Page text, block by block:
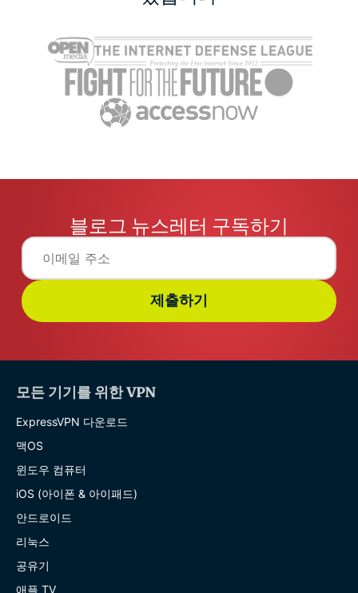
블로그 뉴스레터 구독하기
제출하기
모든 기기를 위한 VPN
ExpressVPN 다운로드
맥OS
윈도우 컴퓨터
iOS (아이폰 & 아이패드)
안드로이드
리눅스
공유기
애플 TV